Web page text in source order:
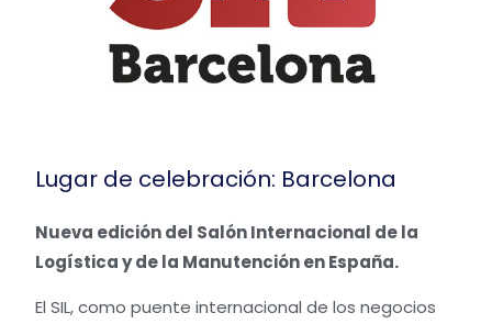
Lugar de celebración: Barcelona
Nueva edición del Salón Internacional de la
Logística y de la Manutención en España.
El SIL, como puente internacional de los negocios